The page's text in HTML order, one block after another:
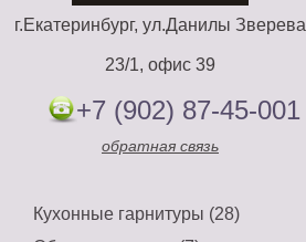
г.Екатеринбург, ул.Данилы Зверева
23/1, офис 39
+7 (902) 87-45-001
обратная связь
Кухонные гарнитуры (28)